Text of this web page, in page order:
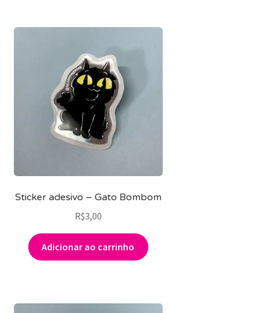
Sticker adesivo – Gato Bombom
R$3,00
Adicionar ao carrinho